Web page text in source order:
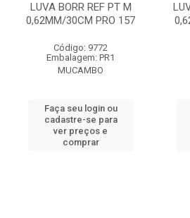
LUVA BORR REF PT M
0,62MM/30CM PRO 157
Código: 9772
Embalagem: PR1
MUCAMBO
Faça seu login ou
cadastre-se para
ver preços e
comprar